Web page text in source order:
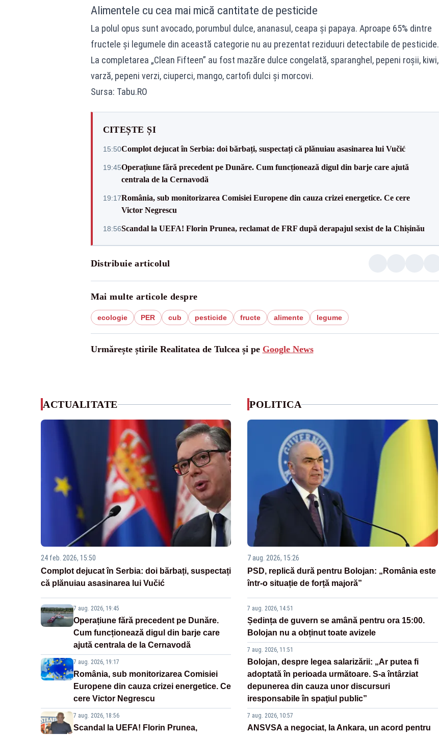
Alimentele cu cea mai mică cantitate de pesticide
La polul opus sunt avocado, porumbul dulce, ananasul, ceapa și papaya. Aproape 65% dintre
fructele și legumele din această categorie nu au prezentat reziduuri detectabile de pesticide.
La completarea „Clean Fifteen” au fost mazăre dulce congelată, sparanghel, pepeni roșii, kiwi,
varză, pepeni verzi, ciuperci, mango, cartofi dulci și morcovi.
Sursa: Tabu.RO
CITEȘTE ȘI
15:50Complot dejucat în Serbia: doi bărbați, suspectați că plănuiau asasinarea lui Vučić
19:45Operațiune fără precedent pe Dunăre. Cum funcționează digul din barje care ajută
centrala de la Cernavodă
19:17România, sub monitorizarea Comisiei Europene din cauza crizei energetice. Ce cere
Victor Negrescu
18:56Scandal la UEFA! Florin Prunea, reclamat de FRF după derapajul sexist de la Chișinău
Distribuie articolul
Mai multe articole despre
ecologie PER cub pesticide fructe alimente legume
Urmărește știrile Realitatea de Tulcea și pe Google News
ACTUALITATE
24 feb. 2026, 15:50
Complot dejucat în Serbia: doi bărbați, suspectați
că plănuiau asasinarea lui Vučić
7 aug. 2026, 19:45
Operațiune fără precedent pe Dunăre.
Cum funcționează digul din barje care
ajută centrala de la Cernavodă
7 aug. 2026, 19:17
România, sub monitorizarea Comisiei
Europene din cauza crizei energetice. Ce
cere Victor Negrescu
7 aug. 2026, 18:56
Scandal la UEFA! Florin Prunea,
POLITICA
7 aug. 2026, 15:26
PSD, replică dură pentru Bolojan: „România este
într-o situație de forță majoră”
7 aug. 2026, 14:51
Ședința de guvern se amână pentru ora 15:00.
Bolojan nu a obținut toate avizele
7 aug. 2026, 11:51
Bolojan, despre legea salarizării: „Ar putea fi
adoptată în perioada următoare. S-a întârziat
depunerea din cauza unor discursuri
iresponsabile în spaţiul public”
7 aug. 2026, 10:57
ANSVSA a negociat, la Ankara, un acord pentru